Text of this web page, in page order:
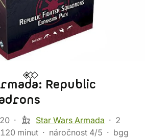
Republic
Star Wars Armada
2
120 minut náročnost 4/5
bgg